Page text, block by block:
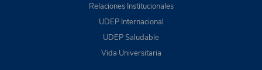
Relaciones Institucionales
UDEP Internacional
UDEP Saludable
Vida Universitaria